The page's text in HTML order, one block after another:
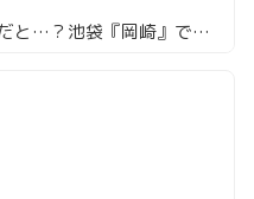
注文注意！「並盛」で麺480gだと…？池袋『岡崎』でうっかり頼むと詰む、満足度120点の味噌ラーメン